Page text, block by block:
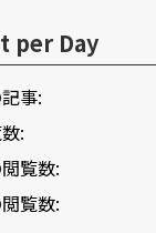
per Day
事:
:
覧数:
覧数: